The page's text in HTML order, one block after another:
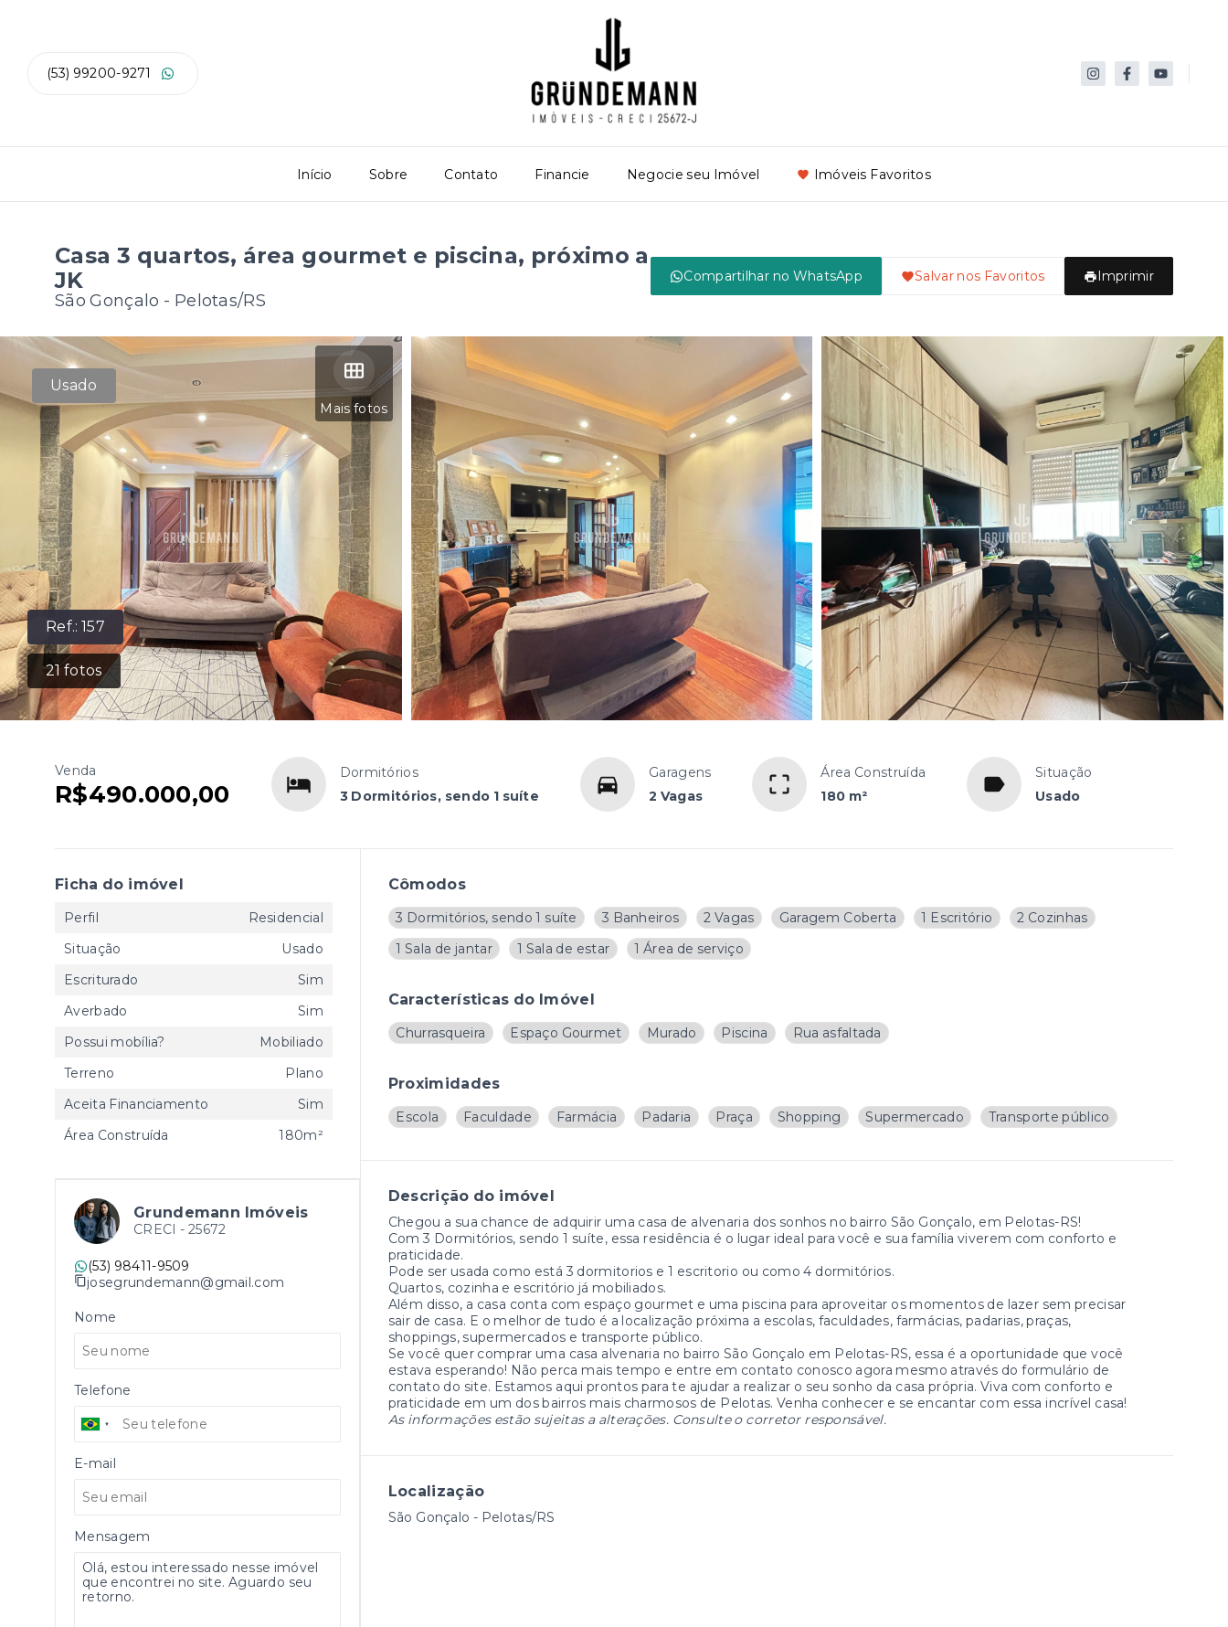
(53) 99200-9271
Início Sobre Contato Financie Negocie seu Imóvel Imóveis Favoritos
Casa 3 quartos, área gourmet e piscina, próximo a
JK
São Gonçalo - Pelotas/RS
Compartilhar no WhatsApp Salvar nos Favoritos Imprimir
Ref.:157
21 fotos
Mais fotos
Usado
Venda
R$490.000,00
Dormitórios
3 Dormitórios, sendo 1 suíte
Garagens
2 Vagas
Área Construída
180 m²
Situação
Usado
Cômodos
3 Dormitórios, sendo 1 suíte 3 Banheiros 2 Vagas Garagem Coberta 1 Escritório
2 Cozinhas
1 Sala de jantar
1 Sala de estar 1 Área de serviço
Características do Imóvel
Churrasqueira Espaço Gourmet Murado Piscina Rua asfaltada
Proximidades
Escola Faculdade Farmácia Padaria Praça Shopping Supermercado Transporte público
Descrição do imóvel
Chegou a sua chance de adquirir uma casa de alvenaria dos sonhos no bairro São Gonçalo, em Pelotas-RS!
Com 3 Dormitórios, sendo 1 suíte, essa residência é o lugar ideal para você e sua família viverem com conforto e
praticidade.
Pode ser usada como está 3 dormitorios e 1 escritorio ou como 4 dormitórios.
Quartos, cozinha e escritório já mobiliados.
Além disso, a casa conta com espaço gourmet e uma piscina para aproveitar os momentos de lazer sem precisar
sair de casa. E o melhor de tudo é a localização próxima a escolas, faculdades, farmácias, padarias, praças,
shoppings, supermercados e transporte público.
Se você quer comprar uma casa alvenaria no bairro São Gonçalo em Pelotas-RS, essa é a oportunidade que você
estava esperando! Não perca mais tempo e entre em contato conosco agora mesmo através do formulário de
contato do site. Estamos aqui prontos para te ajudar a realizar o seu sonho da casa própria. Viva com conforto e
praticidade em um dos bairros mais charmosos de Pelotas. Venha conhecer e se encantar com essa incrível casa!
As informações estão sujeitas a alterações. Consulte o corretor responsável.
Localização
São Gonçalo - Pelotas/RS
Ficha do imóvel
Perfil
Residencial
Situação
Usado
Escriturado
Sim
Averbado
Sim
Possui mobília?
Mobiliado
Terreno
Plano
Aceita Financiamento
Sim
Área Construída
180m²
Grundemann Imóveis
CRECI - 25672
(53) 98411-9509
josegrundemann@gmail.com
Nome
Telefone
E-mail
Mensagem